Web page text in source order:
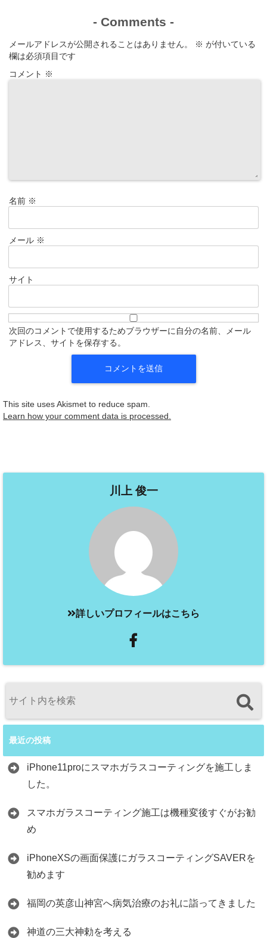
- Comments -
メールアドレスが公開されることはありません。 ※ が付いている
欄は必須項目です
コメント ※
名前 ※
メール ※
サイト
次回のコメントで使用するためブラウザーに自分の名前、メール
アドレス、サイトを保存する。
This site uses Akismet to reduce spam.
Learn how your comment data is processed.
川上 俊一
詳しいプロフィールはこちら
最近の投稿
iPhone11proにスマホガラスコーティングを施工しま
した。
スマホガラスコーティング施工は機種変後すぐがお勧
め
iPhoneXSの画面保護にガラスコーティングSAVERを
勧めます
福岡の英彦山神宮へ病気治療のお礼に詣ってきました
神道の三大神勅を考える